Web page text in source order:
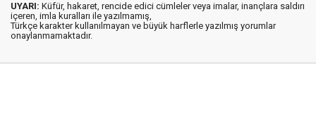
UYARI: Küfür, hakaret, rencide edici cümleler veya imalar, inançlara saldırı
içeren, imla kuralları ile yazılmamış,
Türkçe karakter kullanılmayan ve büyük harflerle yazılmış yorumlar
onaylanmamaktadır.